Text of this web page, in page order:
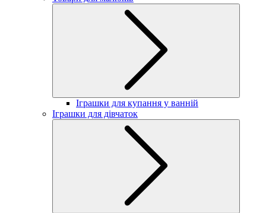
Іграшки для купання у ванній
Іграшки для дівчаток